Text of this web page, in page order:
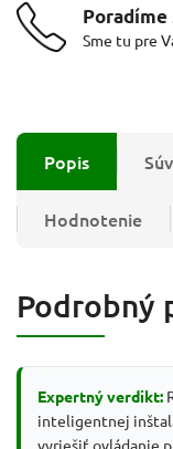
Poradíme
Sme tu pre
Popis
Hodnotenie
Podrobný
Expertný verdikt:
inteligentnej
vyriešiť ovládanie